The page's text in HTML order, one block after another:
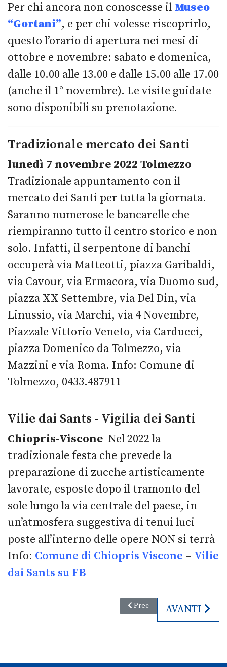
Per chi ancora non conoscesse il Museo
“Gortani”, e per chi volesse riscoprirlo,
questo l’orario di apertura nei mesi di
ottobre e novembre: sabato e domenica,
dalle 10.00 alle 13.00 e dalle 15.00 alle 17.00
(anche il 1° novembre). Le visite guidate
sono disponibili su prenotazione.
Tradizionale mercato dei Santi
lunedì 7 novembre 2022 Tolmezzo
Tradizionale appuntamento con il
mercato dei Santi per tutta la giornata.
Saranno numerose le bancarelle che
riempiranno tutto il centro storico e non
solo. Infatti, il serpentone di banchi
occuperà via Matteotti, piazza Garibaldi,
via Cavour, via Ermacora, via Duomo sud,
piazza XX Settembre, via Del Din, via
Linussio, via Marchi, via 4 Novembre,
Piazzale Vittorio Veneto, via Carducci,
piazza Domenico da Tolmezzo, via
Mazzini e via Roma. Info: Comune di
Tolmezzo, 0433.487911
Vilie dai Sants - Vigilia dei Santi
Chiopris-Viscone Nel 2022 la
tradizionale festa che prevede la
preparazione di zucche artisticamente
lavorate, esposte dopo il tramonto del
sole lungo la via centrale del paese, in
un’atmosfera suggestiva di tenui luci
poste all’interno delle opere NON si terrà
Info: Comune di Chiopris Viscone – Vilie
dai Sants su FB
Articolo precedente: Cantine
Prec ARTICOLO
AVANTI